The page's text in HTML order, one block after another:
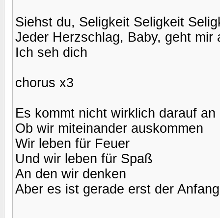
Siehst du, Seligkeit Seligkeit
Jeder Herzschlag, Baby, geht mir
Ich seh dich
chorus x3
Es kommt nicht wirklich darauf an
Ob wir miteinander auskommen
Wir leben für Feuer
Und wir leben für Spaß
An den wir denken
Aber es ist gerade erst der Anfang